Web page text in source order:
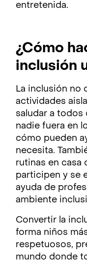
entretenida.
¿Cómo
inclusión
La inclusión no
actividades
saludar a todos
nadie fuera en
cómo pueden
necesita.
rutinas en casa
participen y se
ayuda de
ambiente
Convertir la
forma niños
respetuosos,
mundo donde